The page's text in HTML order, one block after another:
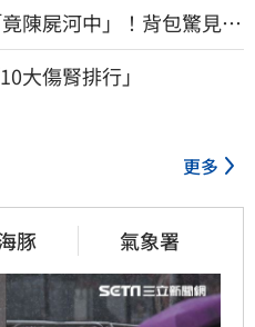
陳屍河中」！背包驚見
大傷腎排行」
更多
豚 氣象署